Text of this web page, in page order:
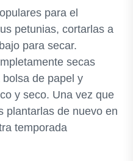
para el
petunias, cortarlas a
para secar.
secas
de papel y
y seco. Una vez que
plantarlas de nuevo en
temporada